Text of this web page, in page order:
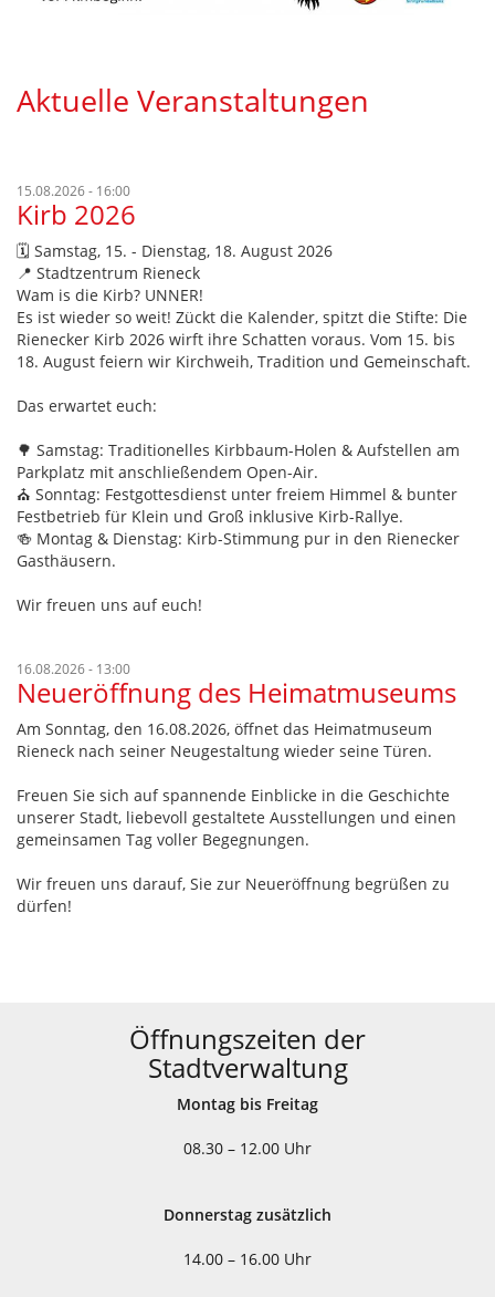
Aktuelle Veranstaltungen
15.08.2026 - 16:00
Kirb 2026
🗓️ Samstag, 15. - Dienstag, 18. August 2026
📍 Stadtzentrum Rieneck
Wam is die Kirb? UNNER!
Es ist wieder so weit! Zückt die Kalender, spitzt die Stifte: Die
Rienecker Kirb 2026 wirft ihre Schatten voraus. Vom 15. bis
18. August feiern wir Kirchweih, Tradition und Gemeinschaft.
Das erwartet euch:
🌳 Samstag: Traditionelles Kirbbaum-Holen & Aufstellen am
Parkplatz mit anschließendem Open-Air.
⛪ Sonntag: Festgottesdienst unter freiem Himmel & bunter
Festbetrieb für Klein und Groß inklusive Kirb-Rallye.
🍻 Montag & Dienstag: Kirb-Stimmung pur in den Rienecker
Gasthäusern.
Wir freuen uns auf euch!
16.08.2026 - 13:00
Neueröffnung des Heimatmuseums
Am Sonntag, den 16.08.2026, öffnet das Heimatmuseum
Rieneck nach seiner Neugestaltung wieder seine Türen.
Freuen Sie sich auf spannende Einblicke in die Geschichte
unserer Stadt, liebevoll gestaltete Ausstellungen und einen
gemeinsamen Tag voller Begegnungen.
Wir freuen uns darauf, Sie zur Neueröffnung begrüßen zu
dürfen!
Öffnungszeiten der
Stadtverwaltung
Montag bis Freitag
08.30 – 12.00 Uhr
Donnerstag zusätzlich
14.00 – 16.00 Uhr